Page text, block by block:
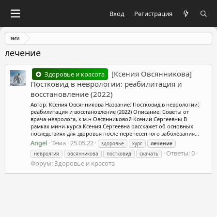
Вход Регистрация
Теги
лечение
Здоровье и красота
[Ксения Овсянникова]
Постковид в неврологии: реабилитация и
восстановление (2022)
Автор: Ксения Овсянникова Название: Постковид в неврологии:
реабилитация и восстановление (2022) Описание: Советы от
врача-невролога, к.м.н Овсянниковой Ксении Сергеевны В
рамках мини-курса Ксения Сергеевна расскажет об основных
последствиях для здоровья после перенесенного заболевания...
Angel Тема 25.05.22 здоровье курс
лечение
невролгия
овсянникова постковид скачать
Ответы: 0
Форум:Здоровье и красота